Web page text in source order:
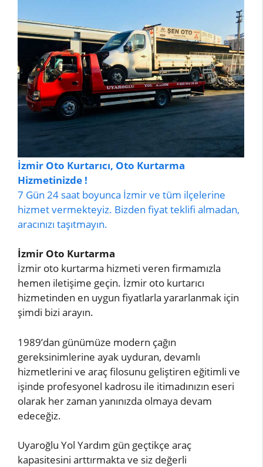
İzmir Oto Kurtarıcı, Oto Kurtarma
Hizmetinizde !
7 Gün 24 saat boyunca İzmir ve tüm ilçelerine
hizmet vermekteyiz. Bizden fiyat teklifi almadan,
aracınızı taşıtmayın.
İzmir Oto Kurtarma
İzmir oto kurtarma hizmeti veren firmamızla
hemen iletişime geçin. İzmir oto kurtarıcı
hizmetinden en uygun fiyatlarla yararlanmak için
şimdi bizi arayın.
1989’dan günümüze modern çağın
gereksinimlerine ayak uyduran, devamlı
hizmetlerini ve araç filosunu geliştiren eğitimli ve
işinde profesyonel kadrosu ile itimadınızın eseri
olarak her zaman yanınızda olmaya devam
edeceğiz.
Uyaroğlu Yol Yardım gün geçtikçe araç
kapasitesini arttırmakta ve siz değerli